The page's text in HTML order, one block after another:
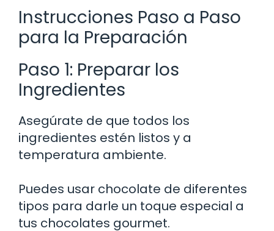
Instrucciones Paso a Paso
para la Preparación
Paso 1: Preparar los
Ingredientes
Asegúrate de que todos los
ingredientes estén listos y a
temperatura ambiente.
Puedes usar chocolate de diferentes
tipos para darle un toque especial a
tus chocolates gourmet.